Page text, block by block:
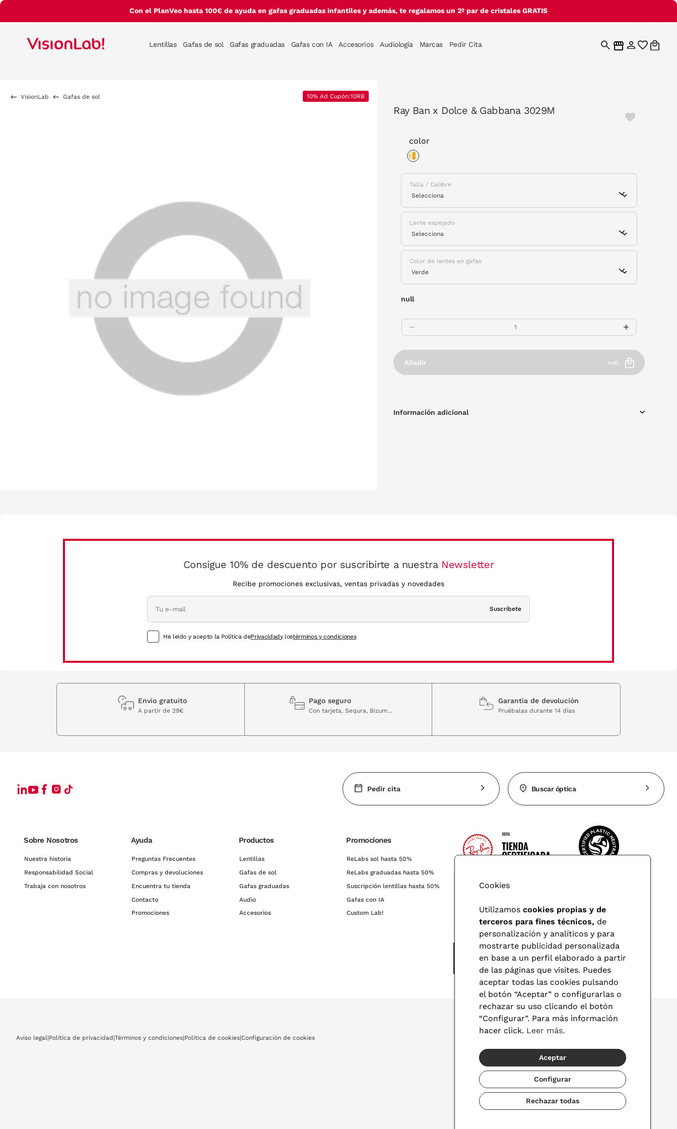
Con el PlanVeo hasta 100€ de ayuda en gafas graduadas infantiles y además, te regalamos un 2º par de cristales GRATIS
Lentillas Gafas de sol Gafas graduadas Gafas con IA Accesorios Audiología Marcas Pedir Cita
VisionLab Gafas de sol 10% Ad Cupón:10RB
Ray Ban x Dolce & Gabbana 3029M
color
Talla / Calibre
Lente espejado
Color de lentes en gafas
null
Añadir null
Información adicional
Consigue 10% de descuento por suscribirte a nuestra Newsletter
Recibe promociones exclusivas, ventas privadas y novedades
Suscríbete
He leído y acepto la Política dePrivacidady lostérminos y condiciones
Envio gratuito
A partir de 29€
Pago seguro
Con tarjeta, Sequra, Bizum...
Garantia de devolución
Pruébalas durante 14 días
Pedir cita Buscar óptica
Sobre Nosotros
Nuestra historia
Responsabilidad Social
Trabaja con nosotros
Ayuda
Preguntas Frecuentes
Compras y devoluciones
Encuentra tu tienda
Contacto
Promociones
Productos
Lentillas
Gafas de sol
Gafas graduadas
Audio
Accesorios
Promociones
ReLabs sol hasta 50%
ReLabs graduadas hasta 50%
Suscripción lentillas hasta 50%
Gafas con IA
Custom Lab!
Aviso legal |Política de privacidad|Términos y condiciones|Política de cookies|Configuración de cookies
© 2026 Visionlab
Cookies
Utilizamos cookies propias y de
terceros para fines técnicos, de
personalización y analíticos y para
mostrarte publicidad personalizada
en base a un perfil elaborado a partir
de las páginas que visites. Puedes
aceptar todas las cookies pulsando
el botón “Aceptar” o configurarlas o
rechazar su uso clicando el botón
“Configurar”. Para más información
hacer click. Leer más.
Aceptar
Configurar
Rechazar todas